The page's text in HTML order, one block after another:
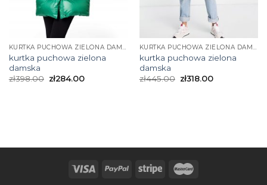
KURTKA PUCHOWA ZIELONA DAMSKA
kurtka puchowa zielona
damska
zł398.00 zł284.00
KURTKA PUCHOWA ZIELONA DAMSKA
kurtka puchowa zielona
damska
zł445.00 zł318.00